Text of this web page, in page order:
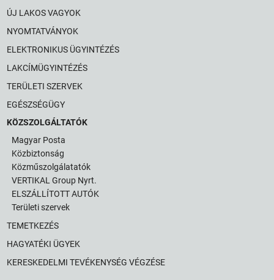
ÚJ LAKOS VAGYOK
NYOMTATVÁNYOK
ELEKTRONIKUS ÜGYINTÉZÉS
LAKCÍMÜGYINTÉZÉS
TERÜLETI SZERVEK
EGÉSZSÉGÜGY
KÖZSZOLGÁLTATÓK
Magyar Posta
Közbiztonság
Közműszolgálatatók
VERTIKAL Group Nyrt.
ELSZÁLLÍTOTT AUTÓK
Területi szervek
TEMETKEZÉS
HAGYATÉKI ÜGYEK
KERESKEDELMI TEVÉKENYSÉG VÉGZÉSE